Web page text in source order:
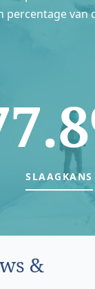
percentage van
SLAAGKANS
&